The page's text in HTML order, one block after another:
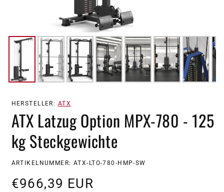
HERSTELLER: ATX
ATX Latzug Option MPX-780 - 125
kg Steckgewichte
SKU:
ARTIKELNUMMER: ATX-LTO-780-HMP-SW
Normaler
€966,39 EUR